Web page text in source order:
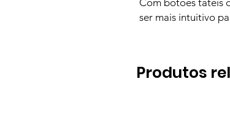
Com botões táteis
ser mais intuitivo
Produtos